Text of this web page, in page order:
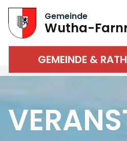
Gemeinde
Wutha-
GEMEINDE &